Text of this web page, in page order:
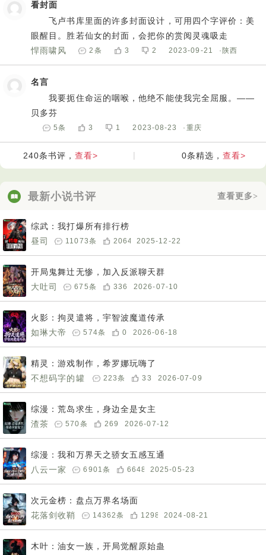
看封面
飞卢书库里面的许多封面设计，可用四个字评价：美
眼醒目。胜若仙女的封面，会把你的赏阅灵魂吸走
悍雨啸风 2 条 3 2 2023-09-21 ·陕西
名言
我要扼住命运的咽喉，他绝不能使我完全屈服。——
贝多芬
5条 3 1 2023-08-23 ·重庆
240条书评，查看> 0条精选，查看>
最新小说书评 查看更多>
综武：我打爆所有排行榜
昼司 11073条 2064 2025-12-22
开局鬼舞辻无惨，加入反派聊天群
大吐司 675条 336 2026-07-10
火影：拘灵遣将，宇智波魔道传承
如琳大帝 574条 0 2026-06-18
精灵：游戏制作，希罗娜玩嗨了
不想码字的罐
头
223条 33 2026-07-09
综漫：荒岛求生，身边全是女主
渣茶 570条 269 2026-07-12
综漫：我和万界天之骄女五感互通
八云一家 6901条 6648 2025-05-23
次元金榜：盘点万界名场面
花落剑收鞘 14362条 129852024-08-21
木叶：油女一族，开局觉醒原始蛊